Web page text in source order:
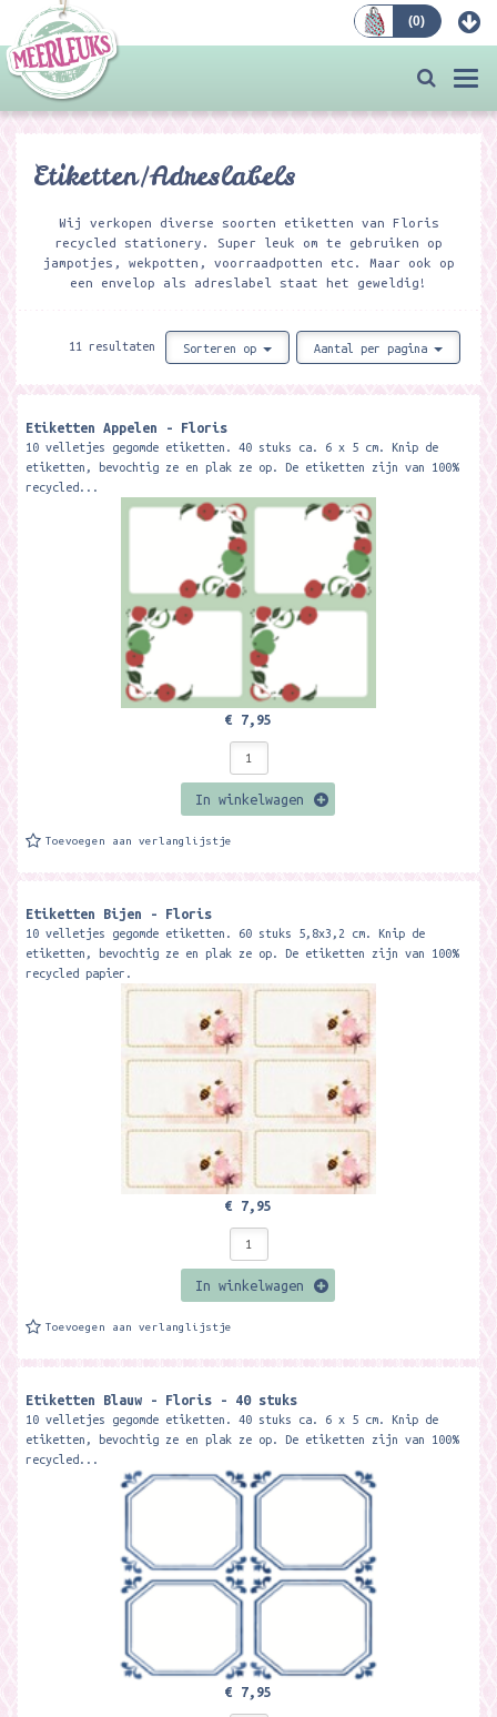
(0)
Etiketten/Adreslabels
Wij verkopen diverse soorten etiketten van Floris
recycled stationery. Super leuk om te gebruiken op
jampotjes, wekpotten, voorraadpotten etc. Maar ook op
een envelop als adreslabel staat het geweldig!
11 resultaten Sorteren op Aantal per pagina
Etiketten Appelen - Floris
10 velletjes gegomde etiketten. 40 stuks ca. 6 x 5 cm. Knip de
etiketten, bevochtig ze en plak ze op. De etiketten zijn van 100%
recycled...
€ 7,95
In winkelwagen
Toevoegen aan verlanglijstje
Etiketten Bijen - Floris
10 velletjes gegomde etiketten. 60 stuks 5,8x3,2 cm. Knip de
etiketten, bevochtig ze en plak ze op. De etiketten zijn van 100%
recycled papier.
€ 7,95
In winkelwagen
Toevoegen aan verlanglijstje
Etiketten Blauw - Floris - 40 stuks
10 velletjes gegomde etiketten. 40 stuks ca. 6 x 5 cm. Knip de
etiketten, bevochtig ze en plak ze op. De etiketten zijn van 100%
recycled...
€ 7,95